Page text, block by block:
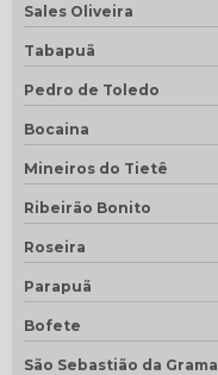
Sales Oliveira
Tabapuã
Pedro de Toledo
Bocaina
Mineiros do Tietê
Ribeirão Bonito
Roseira
Parapuã
Bofete
São Sebastião da Grama